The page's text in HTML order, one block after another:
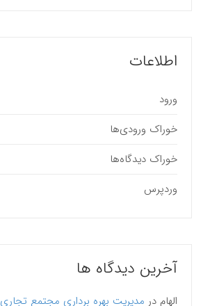
اطلاعات
ورود
خوراک ورودی‌ها
خوراک دیدگاه‌ها
وردپرس
آخرین دیدگاه ها
الهام در مدیریت بهره برداری مجتمع تجاری